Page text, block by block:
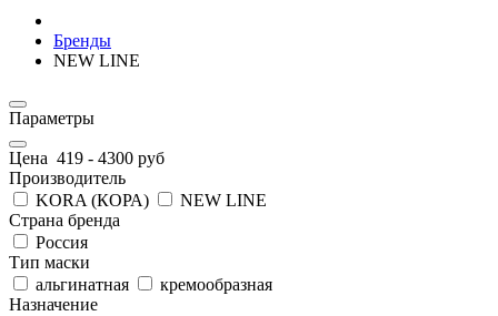
Бренды
NEW LINE
Параметры
Цена 419 - 4300 руб
Производитель
KORA (КОРА)
NEW LINE
Страна бренда
Россия
Тип маски
альгинатная
кремообразная
Назначение